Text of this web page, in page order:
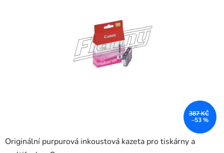
Originální purpurová inkoustová kazeta pro tiskárny a
387 KČ
–53 %